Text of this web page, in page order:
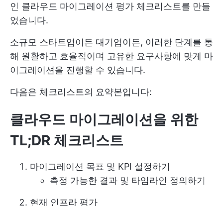
인 클라우드 마이그레이션 평가 체크리스트를 만들
었습니다.
소규모 스타트업이든 대기업이든, 이러한 단계를 통
해 원활하고 효율적이며 고유한 요구사항에 맞게 마
이그레이션을 진행할 수 있습니다.
다음은 체크리스트의 요약본입니다:
클라우드 마이그레이션을 위한
TL;DR 체크리스트
마이그레이션 목표 및 KPI 설정하기
측정 가능한 결과 및 타임라인 정의하기
현재 인프라 평가